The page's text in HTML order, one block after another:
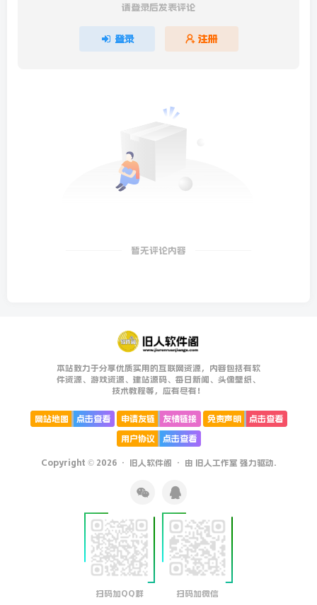
请登录后发表评论
登录 注册
暂无评论内容
本站致力于分享优质实用的互联网资源，内容包括有软
件资源、游戏资源、建站源码、每日新闻、头像壁纸、
技术教程等，应有尽有！
网站地图 点击查看 申请友链 友情链接 免责声明
点击查看
用户协议
点击查看
Copyright © 2026 · 旧人软件阁 · 由 旧人工作室 强力驱动.
扫码加QQ群 扫码加微信